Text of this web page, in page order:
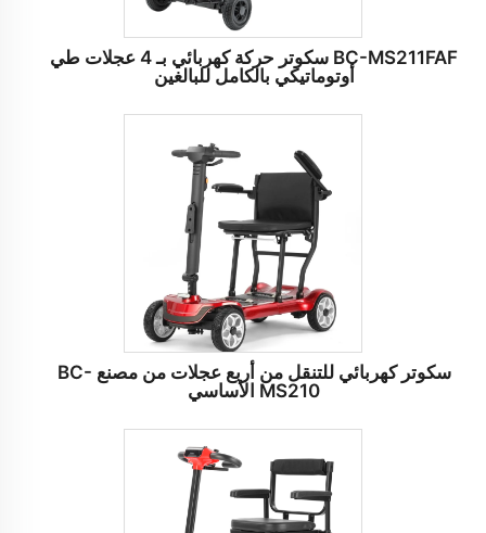
BC-MS211FAF سكوتر حركة كهربائي بـ 4 عجلات طي
أوتوماتيكي بالكامل للبالغين
سكوتر كهربائي للتنقل من أربع عجلات من مصنع BC-
MS210 الأساسي